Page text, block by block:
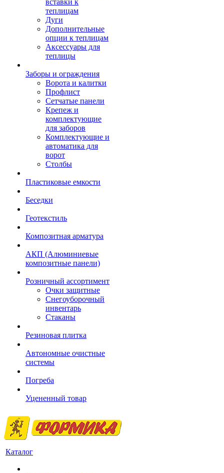
вставки к
теплицам
Дуги
Дополнительные
опции к теплицам
Аксессуары для
теплицы
Заборы и ограждения
Ворота и калитки
Профлист
Сетчатые панели
Крепеж и
комплектующие
для заборов
Комплектующие и
автоматика для
ворот
Столбы
Пластиковые емкости
Беседки
Геотекстиль
Композитная арматура
АКП (Алюминиевые
композитные панели)
Розничный ассортимент
Очки защитные
Снегоуборочный
инвентарь
Стаканы
Резиновая плитка
Автономные очистные
системы
Погреба
Уцененный товар
Каталог